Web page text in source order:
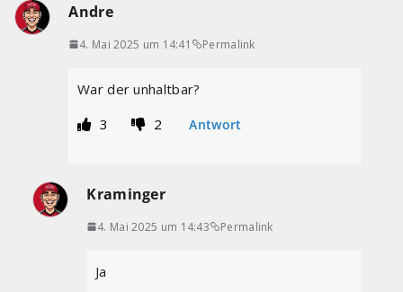
Andre
4. Mai 2025 um 14:41 Permalink
War der unhaltbar?
3
2 Antwort
Kraminger
4. Mai 2025 um 14:43 Permalink
Ja